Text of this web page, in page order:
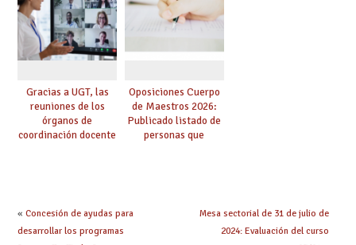
convoca acto público
de adjudicación
convocadas a
oposición
Gracias a UGT, las
reuniones de los
órganos de
coordinación docente
centro
Oposiciones Cuerpo
de Maestros 2026:
Publicado listado de
personas que
« Concesión de ayudas para
desarrollar los programas
Mesa sectorial de 31 de julio de
2024: Evaluación del curso